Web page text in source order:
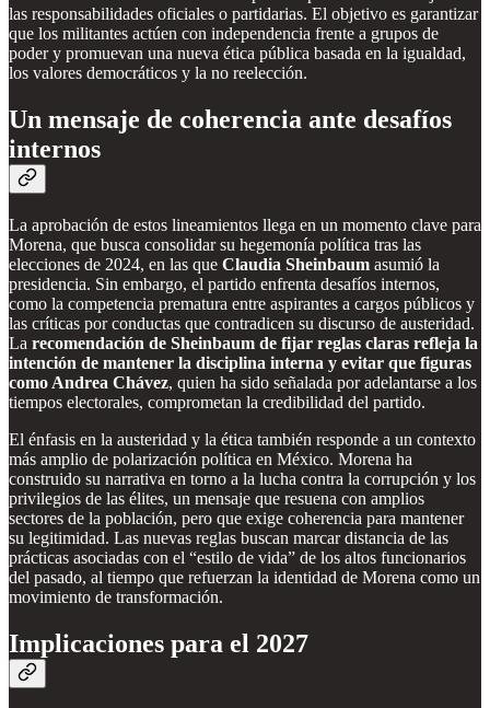
las responsabilidades oficiales o partidarias. El objetivo es garantizar
que los militantes actúen con independencia frente a grupos de
poder y promuevan una nueva ética pública basada en la igualdad,
los valores democráticos y la no reelección.
Un mensaje de coherencia ante desafíos
internos
La aprobación de estos lineamientos llega en un momento clave para
Morena, que busca consolidar su hegemonía política tras las
elecciones de 2024, en las que Claudia Sheinbaum asumió la
presidencia. Sin embargo, el partido enfrenta desafíos internos,
como la competencia prematura entre aspirantes a cargos públicos y
las críticas por conductas que contradicen su discurso de austeridad.
La recomendación de Sheinbaum de fijar reglas claras refleja la
intención de mantener la disciplina interna y evitar que figuras
como Andrea Chávez, quien ha sido señalada por adelantarse a los
tiempos electorales, comprometan la credibilidad del partido.
El énfasis en la austeridad y la ética también responde a un contexto
más amplio de polarización política en México. Morena ha
construido su narrativa en torno a la lucha contra la corrupción y los
privilegios de las élites, un mensaje que resuena con amplios
sectores de la población, pero que exige coherencia para mantener
su legitimidad. Las nuevas reglas buscan marcar distancia de las
prácticas asociadas con el “estilo de vida” de los altos funcionarios
del pasado, al tiempo que refuerzan la identidad de Morena como un
movimiento de transformación.
Implicaciones para el 2027